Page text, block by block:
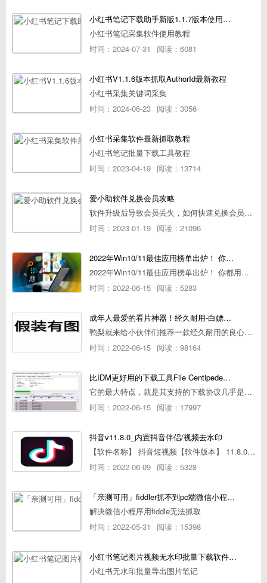
小红书笔记下载助手新版1.1.7版本使用教程
小红书笔记采集软件使用教程
时间：2024-07-31
阅读：6081
小红书V1.1.6版本抓取AuthorId最新教程
小红书采集关键词采集
时间：2024-06-23 阅读：3056
小红书采集软件最新抓取教程
小红书笔记批量下载工具教程
时间：2023-04-19 阅读：13714
爱小助软件兑换会员攻略
软件升级后导致会员丢失，如何快速兑换会员详细攻略
时间：2023-01-19 阅读：21096
2022年Win10/11最佳应用榜单出炉！ 你都用过几个？
2022年Win10/11最佳应用榜单出炉！ 你都用过几个？
时间：2022-06-15 阅读：5283
成年人最爱的看片神器！经久耐用-白嫖全网资源
鸭梨就来给小伙伴们推荐一款经久耐用的良心播放器，资源齐全无广告，可以放心使用~
时间：2022-06-15 阅读：98164
比IDM更好用的下载工具File Centipede文件蜈蚣-秒杀迅雷-直接飞起！
它的最大特点，就是其支持的下载协议几乎是市面上最全面的，包括HTTP/FTP、BT种子、磁力链接，m3u8流任务（AES-128解密）。
时间：2022-06-15 阅读：17997
抖音v11.8.0_内置抖音伴侣/视频去水印
【软件名称】 抖音短视频【软件版本】 11.8.0【软件大小】 83.74M【是否Root】不需要【测试机型】PCML10 [oppo Reno Ace]【文字介绍】 抖音短视频app是一款很有意思娱
时间：2022-06-09 阅读：5328
「亲测可用」fiddler抓不到pc端微信小程序包解决方案
解决微信小程序用fiddle无法抓取
时间：2022-05-31
阅读：15398
小红书笔记图片视频无水印批量下载软件使用教程
小红书无水印批量导出图片笔记